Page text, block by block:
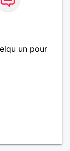
un pour